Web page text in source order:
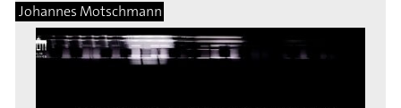
Johannes Motschmann